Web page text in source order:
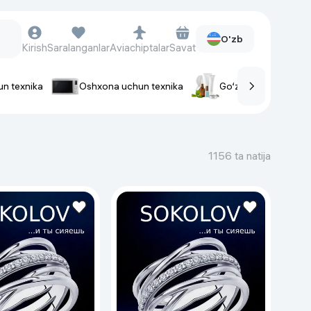
Aqlli uzuklar
Fitnes-brasletlar
Soat kamarlari
Foto apparatlari va Video-
kameralar
Fotoapparatlari
KirishSaralanganlarAviachiptalarSavat
O'zb
texnika Oshxona uchun texnika Go‘zallik va parvarish
1156 ta natija